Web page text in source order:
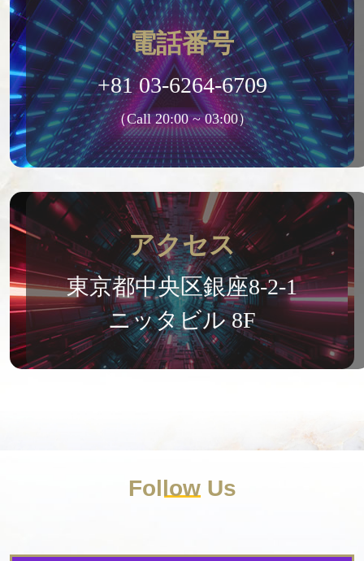
電話番号
+81 03-6264-6709
（Call 20:00 ~ 03:00）
アクセス
東京都中央区銀座8-2-1
ニッタビル 8F
FollowUs